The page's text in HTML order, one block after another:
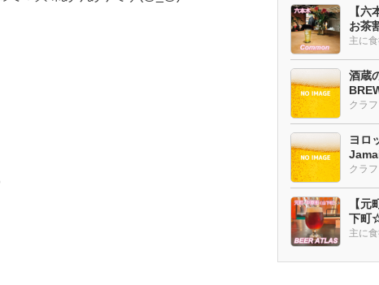
【
お茶
主に
酒蔵
クラ
ヨロ
【
下町
ー多
主に